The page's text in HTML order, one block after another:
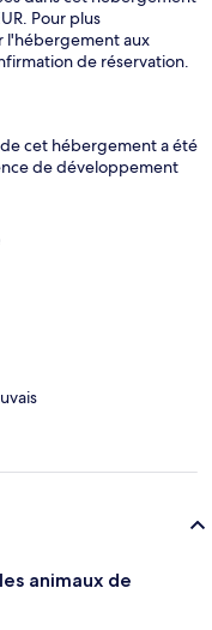
Pour plus
l'hébergement aux
de réservation.
cet hébergement a été
de développement
animaux de